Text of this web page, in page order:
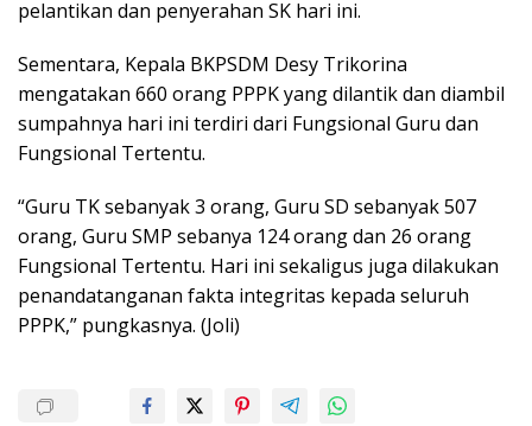
pelantikan dan penyerahan SK hari ini.
Sementara, Kepala BKPSDM Desy Trikorina
mengatakan 660 orang PPPK yang dilantik dan diambil
sumpahnya hari ini terdiri dari Fungsional Guru dan
Fungsional Tertentu.
“Guru TK sebanyak 3 orang, Guru SD sebanyak 507
orang, Guru SMP sebanya 124 orang dan 26 orang
Fungsional Tertentu. Hari ini sekaligus juga dilakukan
penandatanganan fakta integritas kepada seluruh
PPPK,” pungkasnya. (Joli)